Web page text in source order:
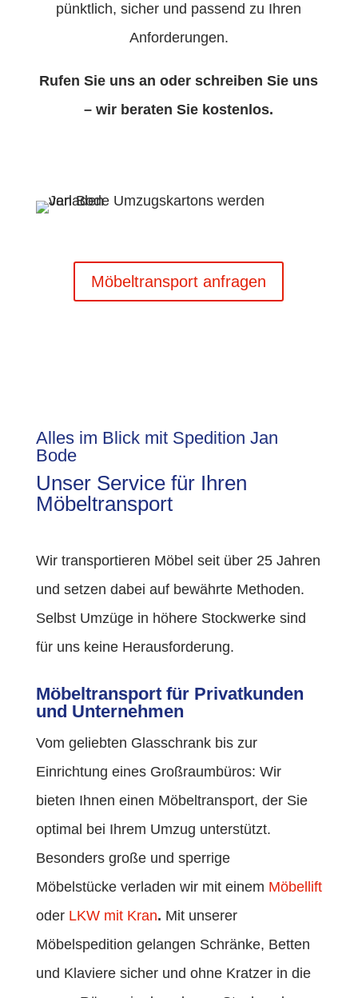
pünktlich, sicher und passend zu Ihren
Anforderungen.
Rufen Sie uns an oder schreiben Sie uns
– wir beraten Sie kostenlos.
Möbeltransport anfragen
Alles im Blick mit Spedition Jan
Bode
Unser Service für Ihren
Möbeltransport
Wir transportieren Möbel seit über 25 Jahren
und setzen dabei auf bewährte Methoden.
Selbst Umzüge in höhere Stockwerke sind
für uns keine Herausforderung.
Möbeltransport für Privatkunden
und Unternehmen
Vom geliebten Glasschrank bis zur
Einrichtung eines Großraumbüros: Wir
bieten Ihnen einen Möbeltransport, der Sie
optimal bei Ihrem Umzug unterstützt.
Besonders große und sperrige
Möbelstücke verladen wir mit einem Möbellift
oder LKW mit Kran. Mit unserer
Möbelspedition gelangen Schränke, Betten
und Klaviere sicher und ohne Kratzer in die